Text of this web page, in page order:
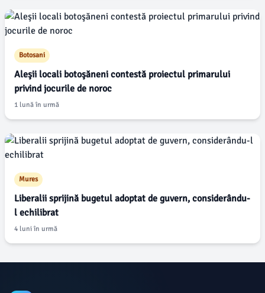
Botosani
Aleşii locali botoşăneni contestă proiectul primarului
privind jocurile de noroc
1 lună în urmă
Mures
Liberalii sprijină bugetul adoptat de guvern, considerându-
l echilibrat
4 luni în urmă